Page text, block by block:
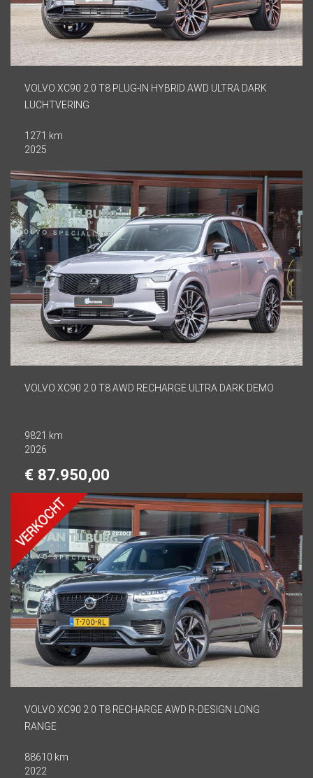
VOLVO XC90 2.0 T8 PLUG-IN HYBRID AWD ULTRA DARK
LUCHTVERING
1271 km
2025
VOLVO XC90 2.0 T8 AWD RECHARGE ULTRA DARK DEMO
9821 km
2026
€ 87.950,00
VOLVO XC90 2.0 T8 RECHARGE AWD R-DESIGN LONG
RANGE
88610 km
2022